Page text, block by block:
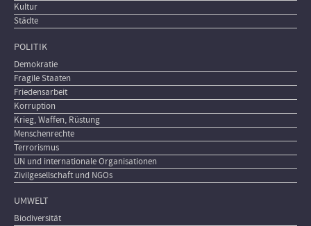
Kultur
Städte
POLITIK
Demokratie
Fragile Staaten
Friedensarbeit
Korruption
Krieg, Waffen, Rüstung
Menschenrechte
Terrorismus
UN und internationale Organisationen
Zivilgesellschaft und NGOs
UMWELT
Biodiversität